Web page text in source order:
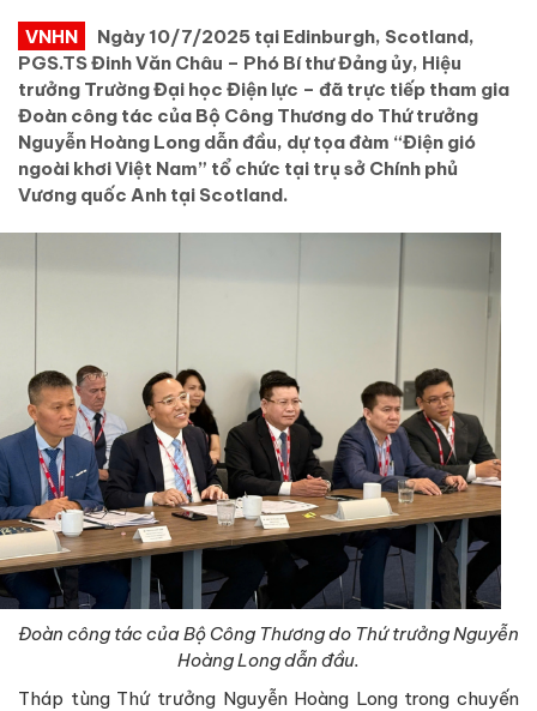
VNHN
Ngày 10/7/2025 tại Edinburgh, Scotland,
PGS.TS Đinh Văn Châu – Phó Bí thư Đảng ủy, Hiệu
trưởng Trường Đại học Điện lực – đã trực tiếp tham gia
Đoàn công tác của Bộ Công Thương do Thứ trưởng
Nguyễn Hoàng Long dẫn đầu, dự tọa đàm “Điện gió
ngoài khơi Việt Nam” tổ chức tại trụ sở Chính phủ
Vương quốc Anh tại Scotland.
Đoàn công tác của Bộ Công Thương do Thứ trưởng Nguyễn
Hoàng Long dẫn đầu.
Tháp tùng Thứ trưởng Nguyễn Hoàng Long trong chuyến